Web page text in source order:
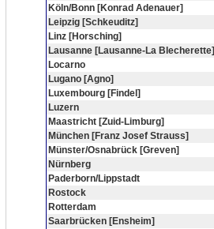
Köln/Bonn [Konrad Adenauer]
Leipzig [Schkeuditz]
Linz [Horsching]
Lausanne [Lausanne-La Blecherette]
Locarno
Lugano [Agno]
Luxembourg [Findel]
Luzern
Maastricht [Zuid-Limburg]
München [Franz Josef Strauss]
Münster/Osnabrück [Greven]
Nürnberg
Paderborn/Lippstadt
Rostock
Rotterdam
Saarbrücken [Ensheim]